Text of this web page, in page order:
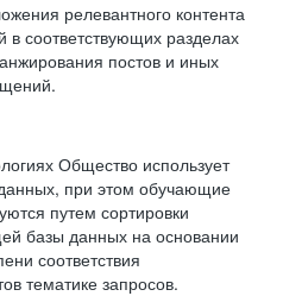
релевантного контента
в соответствующих разделах
постов и иных
Общество использует
при этом обучающие
путем сортировки
базы данных на основании
соответствия
тематике запросов.